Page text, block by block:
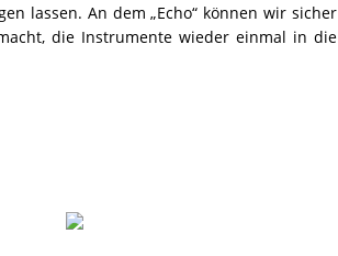
lassen. An dem „Echo“ können wir sicher
die Instrumente wieder einmal in die